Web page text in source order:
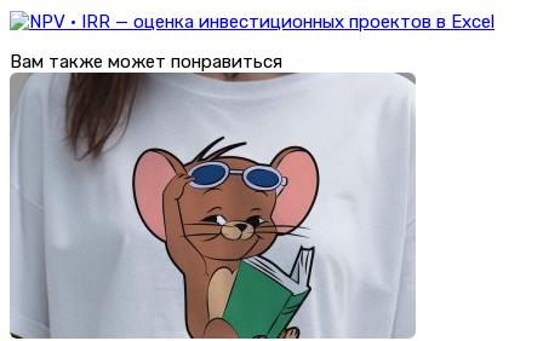
Вам также может понравиться